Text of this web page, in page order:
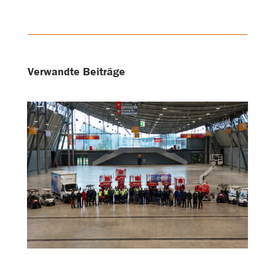
Verwandte Beiträge